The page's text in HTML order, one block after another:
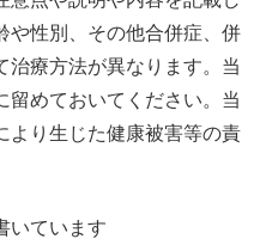
や性別、その他合併症、併
治療方法が異なります。当
留めておいてください。当
より生じた健康被害等の責
いています